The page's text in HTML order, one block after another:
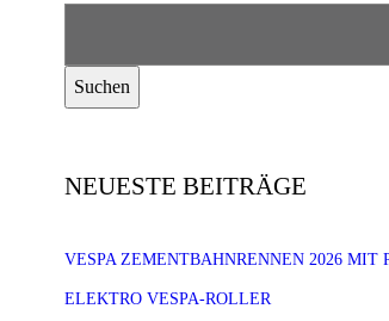
Suchen
NEUESTE BEITRÄGE
VESPA ZEMENTBAHNRENNEN 2026 MIT
ELEKTRO VESPA-ROLLER